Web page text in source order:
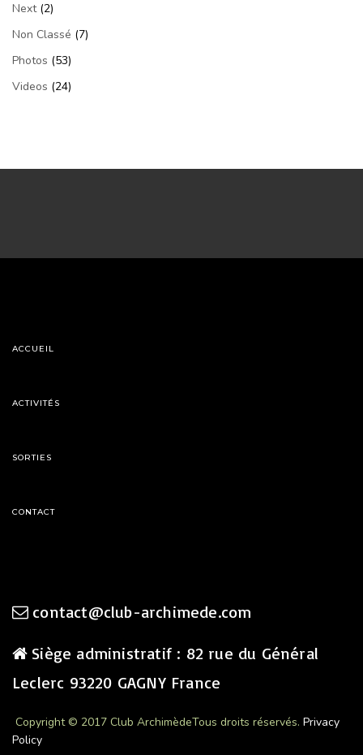
Next(2)
Non Classé (7)
Photos (53)
Videos (24)
ACCUEIL
ACTIVITÉS
SORTIES
CONTACT
contact@club-archimede.com
Siège administratif : 82 rue du Général
Leclerc 93220 GAGNY France
Copyright © 2017 Club ArchimèdeTous droits réservés. Privacy
Policy